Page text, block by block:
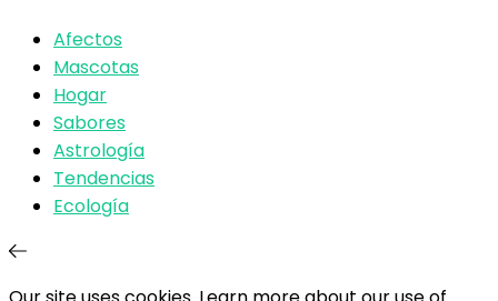
Afectos
Mascotas
Hogar
Sabores
Astrología
Tendencias
Ecología